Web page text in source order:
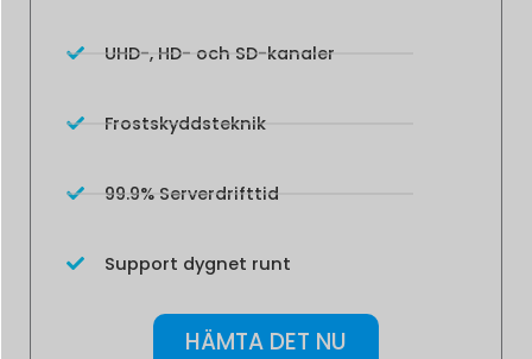
UHD-, HD- och SD-kanaler
Frostskyddsteknik
99.9% Serverdrifttid
Support dygnet runt
HÄMTA DET NU